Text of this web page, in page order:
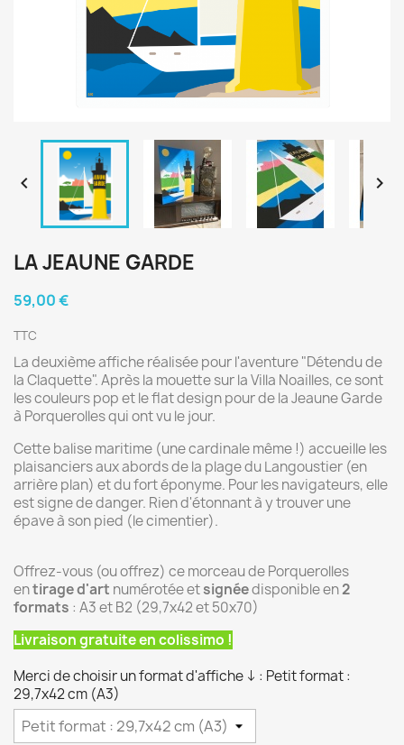
 
LA JEAUNE GARDE
59,00 €
TTC
La deuxième affiche réalisée pour l'aventure "Détendu de
la Claquette". Après la mouette sur la Villa Noailles, ce sont
les couleurs pop et le flat design pour de la Jeaune Garde
à Porquerolles qui ont vu le jour.
Cette balise maritime (une cardinale même !) accueille les
plaisanciers aux abords de la plage du Langoustier (en
arrière plan) et du fort éponyme. Pour les navigateurs, elle
est signe de danger. Rien d'étonnant à y trouver une
épave à son pied (le cimentier).
Offrez-vous (ou offrez) ce morceau de Porquerolles
entirage d'art numérotée etsignéedisponible en2
formats : A3 et B2 (29,7x42 et 50x70)
Livraison gratuite en colissimo !
Merci de choisir un format d'affiche ↓ : Petit format :
29,7x42 cm (A3)